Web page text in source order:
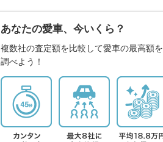
あなたの愛車、今いくら？
複数社の査定額を比較して愛車の最高額を
調べよう！